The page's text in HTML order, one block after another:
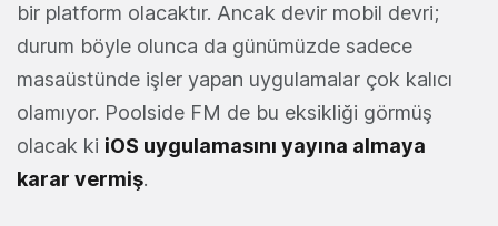
bir platform olacaktır. Ancak devir mobil devri;
durum böyle olunca da günümüzde sadece
masaüstünde işler yapan uygulamalar çok kalıcı
olamıyor. Poolside FM de bu eksikliği görmüş
olacak ki iOS uygulamasını yayına almaya
karar vermiş.